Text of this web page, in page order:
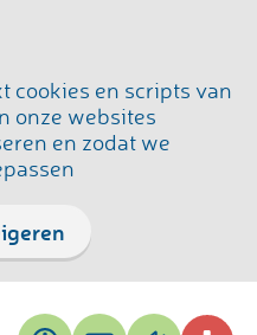
cookies en scripts van
onze websites
en zodat we